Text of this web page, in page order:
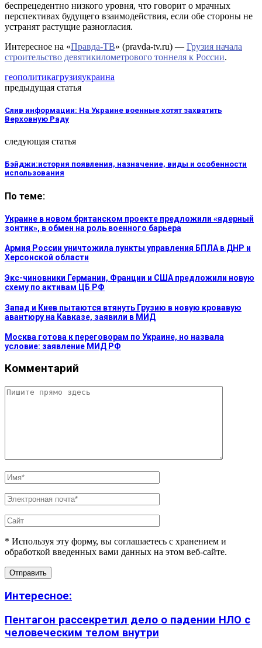
беспрецедентно низкого уровня, что говорит о мрачных
перспективах будущего взаимодействия, если обе стороны не
устранят растущие разногласия.
Интересное на «Правда-ТВ» (pravda-tv.ru) — Грузия начала
строительство девятикилометрового тоннеля к России.
геополитикагрузияукраина
предыдущая статья
Слив информации: На Украине военные хотят захватить
Верховную Раду
следующая статья
Бэйджи:история появления, назначение, виды и особенности
использования
По теме:
Украине в новом британском проекте предложили «ядерный
зонтик», в обмен на роль военного барьера
Армия России уничтожила пункты управления БПЛА в ДНР и
Херсонской области
Экс-чиновники Германии, Франции и США предложили новую
схему по активам ЦБ РФ
Запад и Киев пытаются втянуть Грузию в новую кровавую
авантюру на Кавказе, заявили в МИД
Москва готова к переговорам по Украине, но назвала
условие: заявление МИД РФ
Комментарий
* Используя эту форму, вы соглашаетесь с хранением и
обработкой введенных вами данных на этом веб-сайте.
Интересное:
Пентагон рассекретил дело о падении НЛО с
человеческим телом внутри